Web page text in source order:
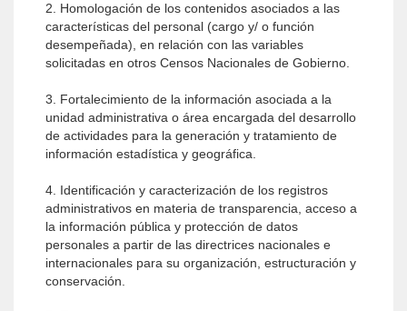
2. Homologación de los contenidos asociados a las
características del personal (cargo y/ o función
desempeñada), en relación con las variables
solicitadas en otros Censos Nacionales de Gobierno.
3. Fortalecimiento de la información asociada a la
unidad administrativa o área encargada del desarrollo
de actividades para la generación y tratamiento de
información estadística y geográfica.
4. Identificación y caracterización de los registros
administrativos en materia de transparencia, acceso a
la información pública y protección de datos
personales a partir de las directrices nacionales e
internacionales para su organización, estructuración y
conservación.